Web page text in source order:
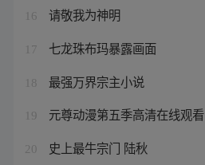
16 请敬我为神明
17 七龙珠布玛暴露画面
18 最强万界宗主小说
19 元尊动漫第五季高清在线观看
20 史上最牛宗门 陆秋